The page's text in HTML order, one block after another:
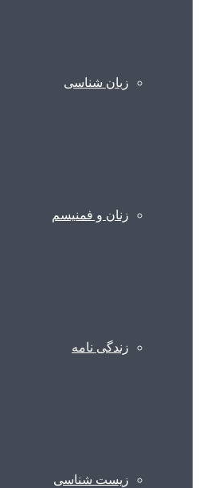
زبان شناسی
زنان و فمنیسم
زندگی نامه
زیست شناسی